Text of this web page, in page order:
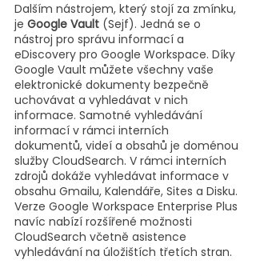
Dalším nástrojem, který stojí za zmínku,
je Google Vault (Sejf). Jedná se o
nástroj pro správu informací a
eDiscovery pro Google Workspace. Díky
Google Vault můžete všechny vaše
elektronické dokumenty bezpečně
uchovávat a vyhledávat v nich
informace. Samotné vyhledávání
informací v rámci interních
dokumentů, videí a obsahů je doménou
služby CloudSearch. V rámci interních
zdrojů dokáže vyhledávat informace v
obsahu Gmailu, Kalendáře, Sites a Disku.
Verze Google Workspace Enterprise Plus
navíc nabízí rozšířené možnosti
CloudSearch včetně asistence
vyhledávání na úložištích třetích stran.